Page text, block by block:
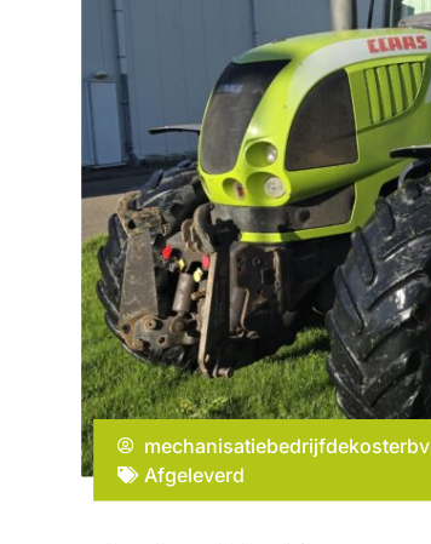
mechanisatiebedrijfdekosterbv
Afgeleverd